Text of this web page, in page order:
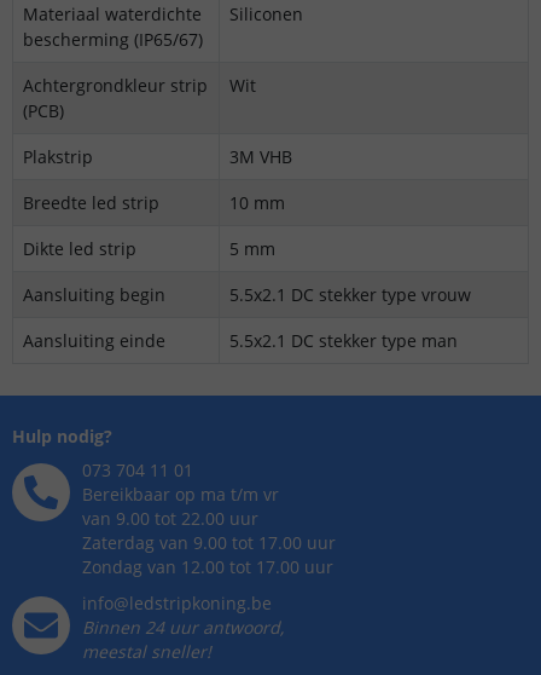
Materiaal waterdichte
bescherming (IP65/67)
Siliconen
Achtergrondkleur strip
(PCB)
Wit
Plakstrip
3M VHB
Breedte led strip
10 mm
Dikte led strip
5 mm
Aansluiting begin
5.5x2.1 DC stekker type vrouw
Aansluiting einde
5.5x2.1 DC stekker type man
Hulp nodig?
073 704 11 01
Bereikbaar op ma t/m vr
van 9.00 tot 22.00 uur
Zaterdag van 9.00 tot 17.00 uur
Zondag van 12.00 tot 17.00 uur
info@ledstripkoning.be
Binnen 24 uur antwoord,
meestal sneller!